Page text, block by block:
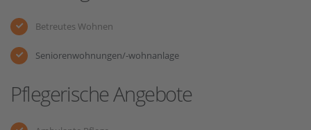
Betreutes Wohnen
Seniorenwohnungen/-wohnanlage
Pflegerische Angebote